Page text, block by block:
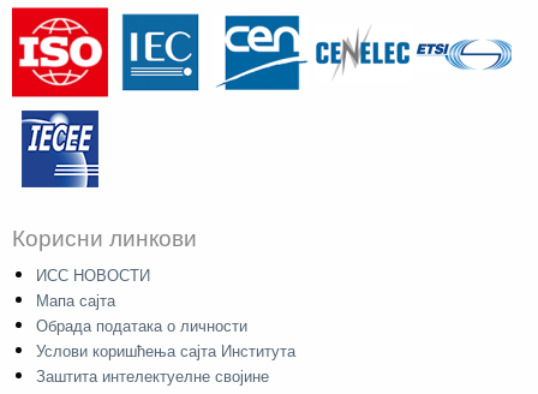
Корисни линкови
ИСС НОВОСТИ
Мапа сајта
Обрада података о личности
Услови коришћења сајта Института
Заштита интелектуелне својине